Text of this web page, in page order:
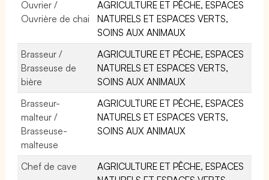
Ouvrier /
Ouvrière de chai
AGRICULTURE ET PÊCHE, ESPACES
NATURELS ET ESPACES VERTS,
SOINS AUX ANIMAUX
Brasseur /
Brasseuse de
bière
AGRICULTURE ET PÊCHE, ESPACES
NATURELS ET ESPACES VERTS,
SOINS AUX ANIMAUX
Brasseur-
malteur /
Brasseuse-
malteuse
AGRICULTURE ET PÊCHE, ESPACES
NATURELS ET ESPACES VERTS,
SOINS AUX ANIMAUX
Chef de cave
AGRICULTURE ET PÊCHE, ESPACES